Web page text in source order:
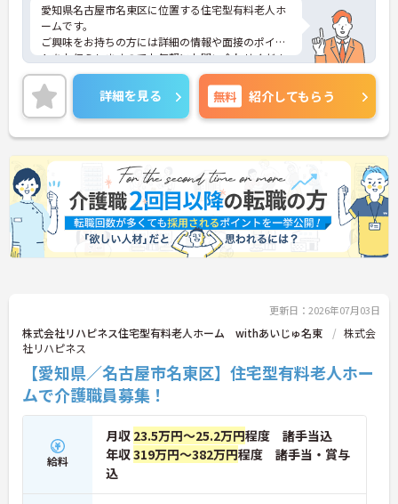
愛知県名古屋市名東区に位置する住宅型有料老人ホ
ームです。
ご興味をお持ちの方には詳細の情報や面接のポイン
トをお伝えしますのでお気軽にお問い合わせくださ
いませ。
詳細を見る 無料 紹介してもらう
更新日：2026年07月03日
株式会社リハピネス住宅型有料老人ホーム withあいじゅ名東
株式会
社リハピネス
【愛知県／名古屋市名東区】住宅型有料老人ホー
ムで介護職員募集！
給料
月収 23.5万円～25.2万円程度 諸手当込
年収319万円～382万円程度 諸手当・賞与
込